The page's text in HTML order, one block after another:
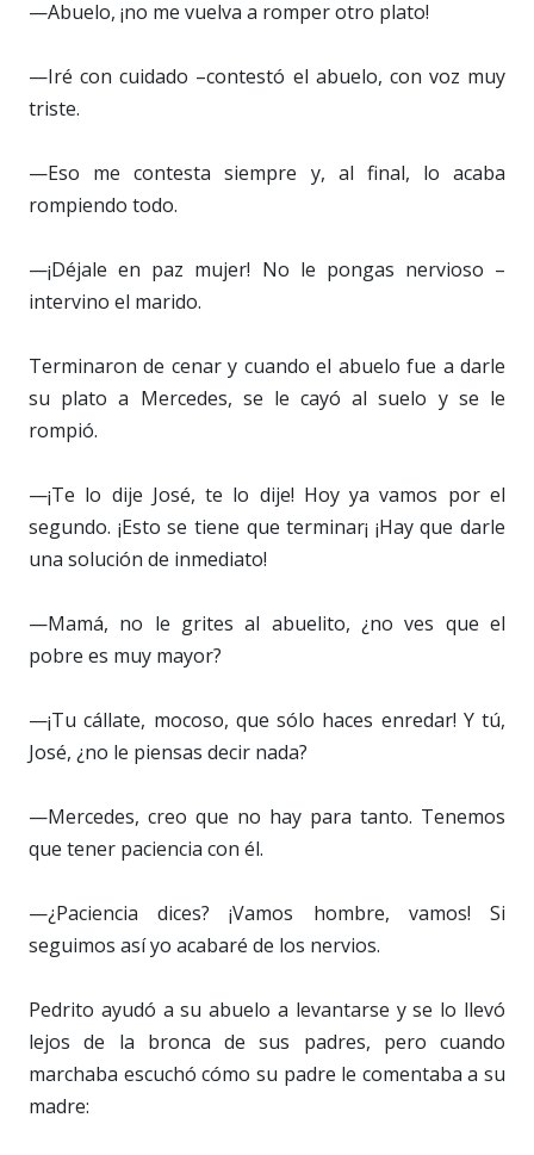
—Abuelo, ¡no me vuelva a romper otro plato!
—Iré con cuidado –contestó el abuelo, con voz muy
triste.
—Eso me contesta siempre y, al final, lo acaba
rompiendo todo.
—¡Déjale en paz mujer! No le pongas nervioso –
intervino el marido.
Terminaron de cenar y cuando el abuelo fue a darle
su plato a Mercedes, se le cayó al suelo y se le
rompió.
—¡Te lo dije José, te lo dije! Hoy ya vamos por el
segundo. ¡Esto se tiene que terminar¡ ¡Hay que darle
una solución de inmediato!
—Mamá, no le grites al abuelito, ¿no ves que el
pobre es muy mayor?
—¡Tu cállate, mocoso, que sólo haces enredar! Y tú,
José, ¿no le piensas decir nada?
—Mercedes, creo que no hay para tanto. Tenemos
que tener paciencia con él.
—¿Paciencia dices? ¡Vamos hombre, vamos! Si
seguimos así yo acabaré de los nervios.
Pedrito ayudó a su abuelo a levantarse y se lo llevó
lejos de la bronca de sus padres, pero cuando
marchaba escuchó cómo su padre le comentaba a su
madre: